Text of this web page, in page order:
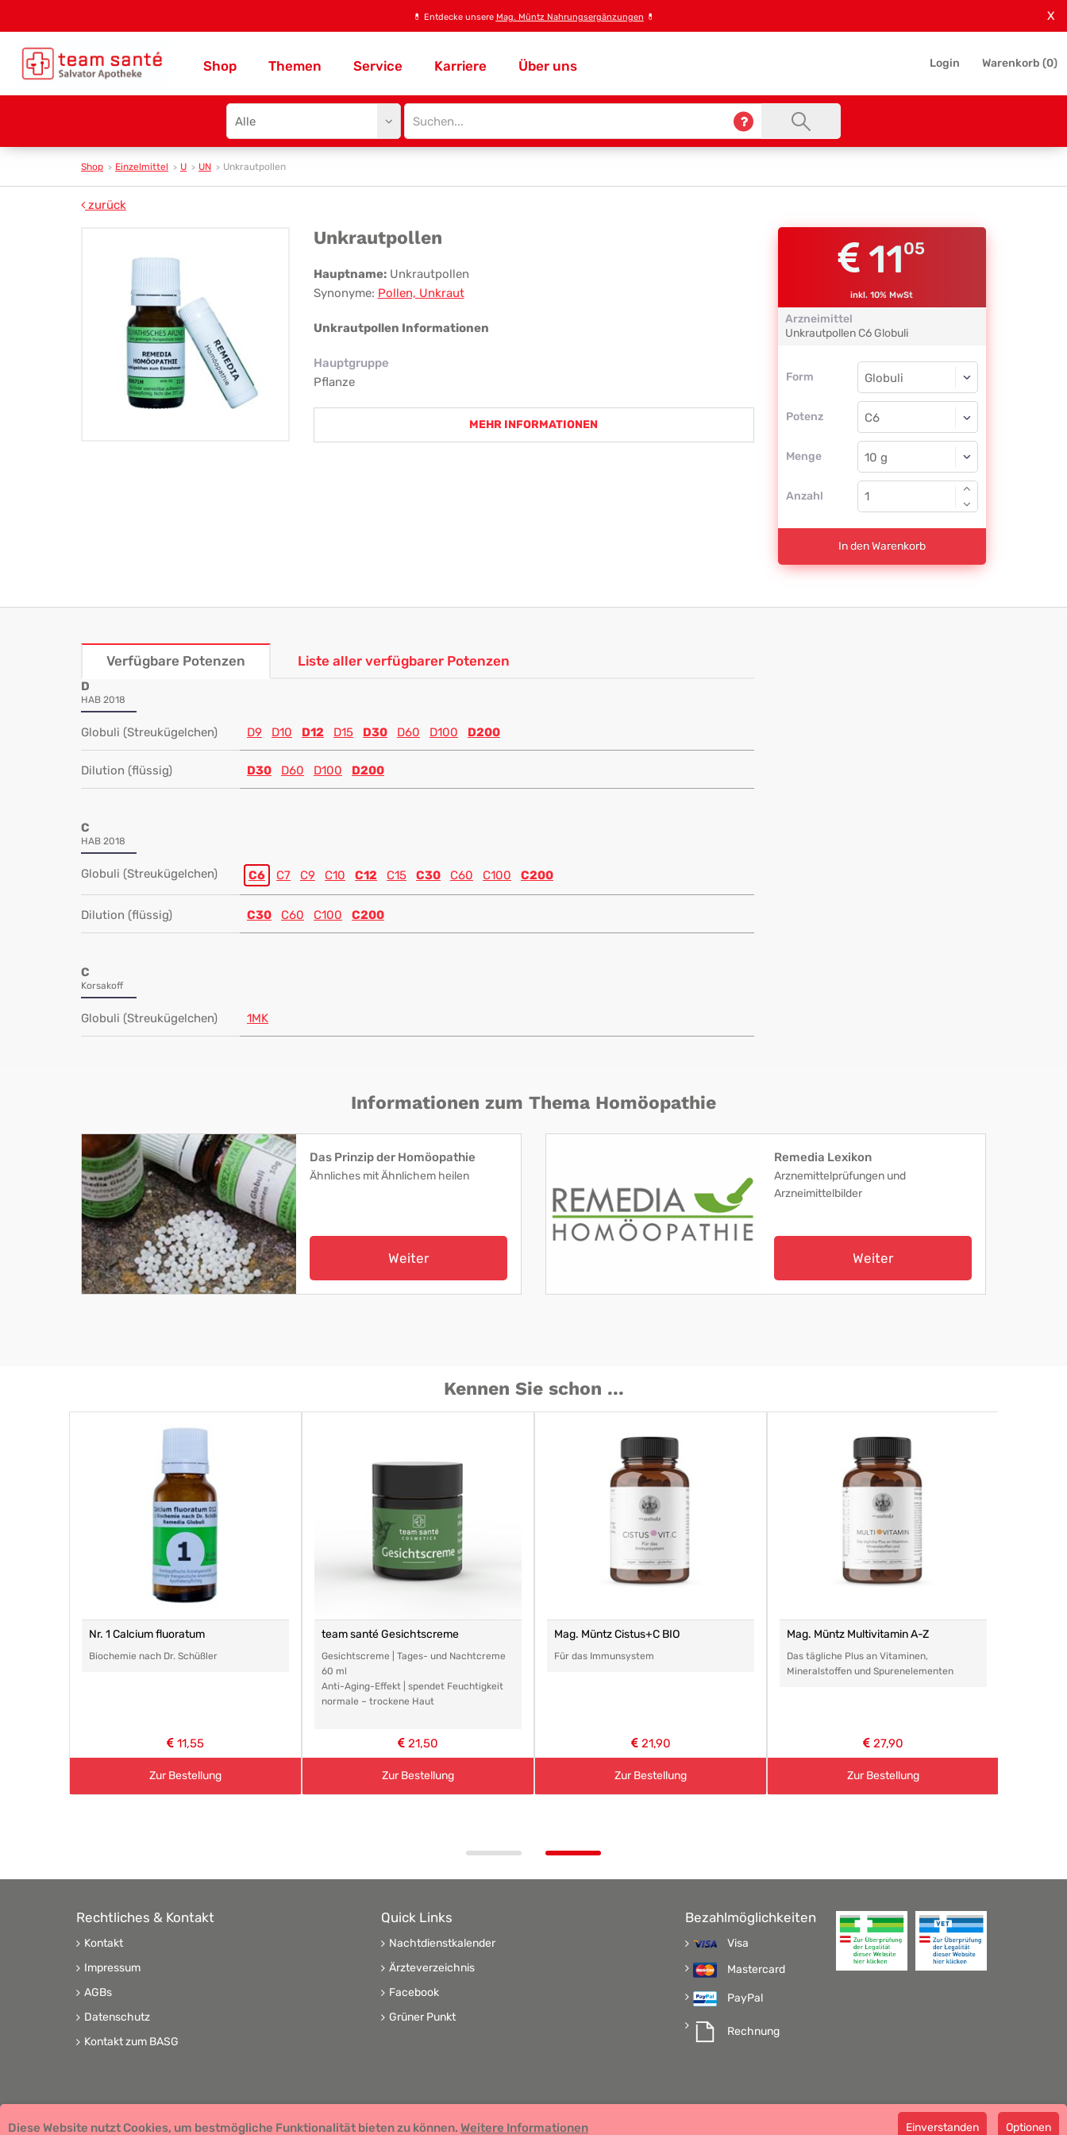
💊 Entdecke unsere Mag. Müntz Nahrungsergänzungen 💊 X
Shop Themen Service Karriere Über uns Login Warenkorb (0)
Search
type
Site
search
Shop Einzelmittel U UN Unkrautpollen
zurück
Unkrautpollen
Unkrautpollen
Hauptname: Unkrautpollen
Synonyme: Pollen, Unkraut
Unkrautpollen Informationen
Hauptgruppe
Pflanze
MEHR INFORMATIONEN
1105
inkl. 10% MwSt
Arzneimittel
Unkrautpollen C6 Globuli
Form
Form
Potenz
Globuli
C6
Menge
Globuli
Anzahl
In den Warenkorb
Verfügbare Potenzen Liste aller verfügbarer Potenzen
D
HAB 2018
Globuli (Streukügelchen) D9 D10 D12 D15 D30 D60 D100 D200
Dilution (flüssig) D30 D60 D100 D200
C
HAB 2018
Globuli (Streukügelchen) C6 C7 C9 C10 C12 C15 C30 C60 C100 C200
Dilution (flüssig) C30 C60 C100 C200
C
Korsakoff
Globuli (Streukügelchen) 1MK
Informationen zum Thema Homöopathie
Das Prinzip der Homöopathie
Ähnliches mit Ähnlichem heilen
Weiter
Remedia Lexikon
Arznemittelprüfungen und
Arzneimittelbilder
Weiter
Kennen Sie schon ...
Nr. 1 Calcium fluoratum
Biochemie nach Dr. Schüßler
11,55
Zur Bestellung
team santé Gesichtscreme
Gesichtscreme | Tages- und Nachtcreme
60 ml
Anti-Aging-Effekt | spendet Feuchtigkeit
normale – trockene Haut
21,50
Zur Bestellung
Mag. Müntz Cistus+C BIO
Für das Immunsystem
21,90
Zur Bestellung
Mag. Müntz Multivitamin A-Z
Das tägliche Plus an Vitaminen,
Mineralstoffen und Spurenelementen
27,90
Zur Bestellung
Rechtliches & Kontakt
Kontakt
Impressum
AGBs
Datenschutz
Kontakt zum BASG
Quick Links
Nachtdienstkalender
Ärzteverzeichnis
Facebook
Grüner Punkt
Bezahlmöglichkeiten
Visa
Mastercard
PayPal
Rechnung
Copyright © 2026 Team Santé Salvator Apotheke - GDP zertifiziert Remedia Homöopathie GmbH GMP zertifizierter Arzneihersteller
Diese Website nutzt Cookies, um bestmögliche Funktionalität bieten zu können. Weitere Informationen Einverstanden Optionen